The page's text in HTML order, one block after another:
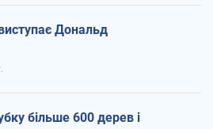
Дональд
більше 600 дерев і